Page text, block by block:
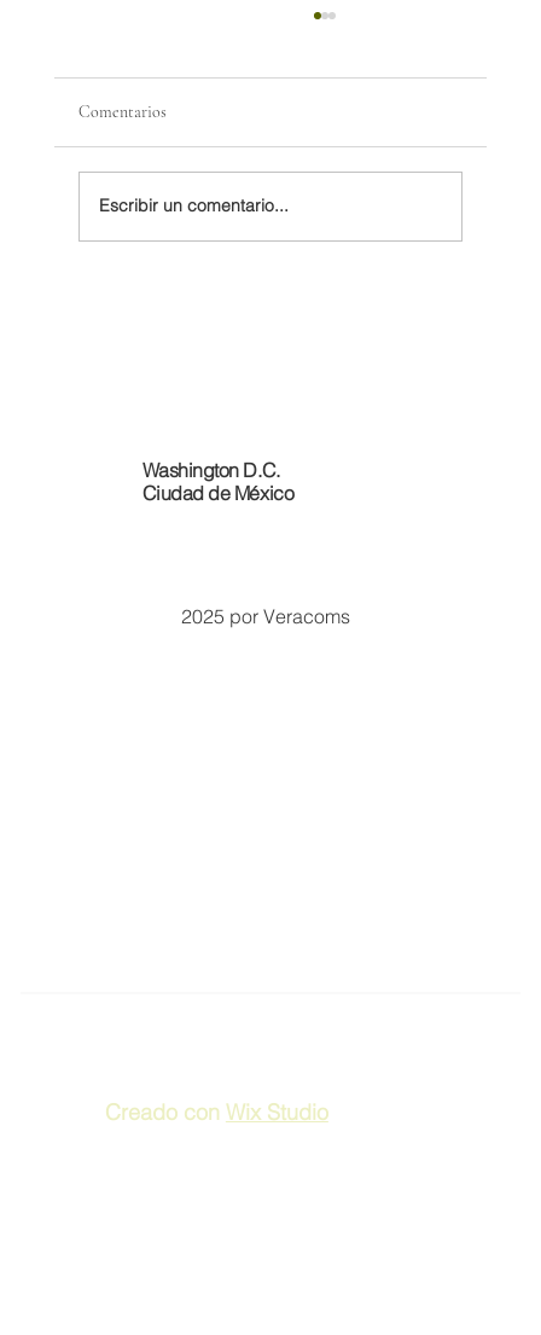
Comentarios
Escribir un comentario...
Washington D.C.
Ciudad de México
2025 por Veracoms
Creado con Wix Studio